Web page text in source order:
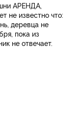
АРЕНДА,
известно что:
деревца не
пока из
не отвечает.